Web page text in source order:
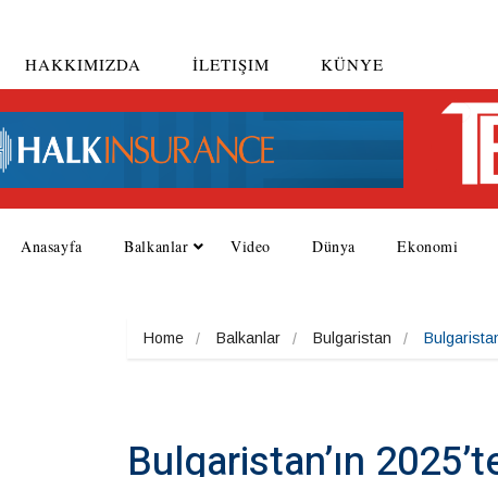
HAKKIMIZDA İLETIŞIM KÜNYE
Anasayfa Balkanlar Video Dünya Ekonomi
Home Balkanlar Bulgaristan
Bulgaristan’ın